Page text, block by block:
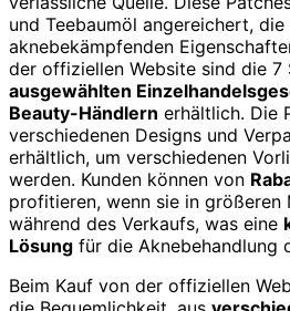
und Teebaumöl angereichert,
aknebekämpfenden
der offiziellen Website sind die 7
ausgewählten
Beauty-Händlern erhältlich. Die
verschiedenen Designs und
erhältlich, um verschiedenen
werden. Kunden können von
profitieren, wenn sie in größeren
während des Verkaufs, was eine
Lösung für die Aknebehandlung
Beim Kauf von der offiziellen